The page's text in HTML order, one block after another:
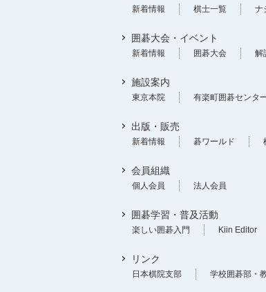
新着情報 棋士一覧 ナ
囲碁大会・イベント
新着情報 囲碁大会 解
施設案内
東京本院 有楽町囲碁センタ
出版・販売
新着情報 碁ワールド
会員組織
個人会員 法人会員
囲碁学習・普及活動
楽しい囲碁入門 Kiin Editor
リンク
日本棋院支部 学校囲碁部・